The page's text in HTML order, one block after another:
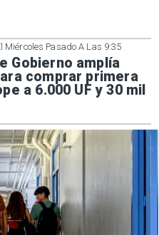
Miércoles Pasado A Las 9:35
Gobierno amplía
comprar primera
a 6.000 UF y 30 mil